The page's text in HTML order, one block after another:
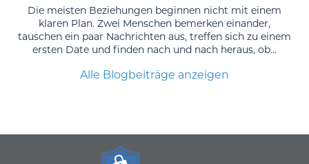
Die meisten Beziehungen beginnen nicht mit einem
klaren Plan. Zwei Menschen bemerken einander,
tauschen ein paar Nachrichten aus, treffen sich zu einem
ersten Date und finden nach und nach heraus, ob...
Alle Blogbeiträge anzeigen